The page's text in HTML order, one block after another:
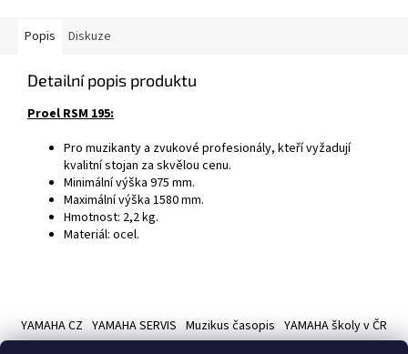
Popis Diskuze
Detailní popis produktu
Proel RSM 195:
Pro muzikanty a zvukové profesionály, kteří vyžadují
kvalitní stojan za skvělou cenu.
Minimální výška 975 mm.
Maximální výška 1580 mm.
Hmotnost: 2,2 kg.
Materiál: ocel.
p
YAMAHA CZ YAMAHA SERVIS Muzikus časopis YAMAHA školy v ČR